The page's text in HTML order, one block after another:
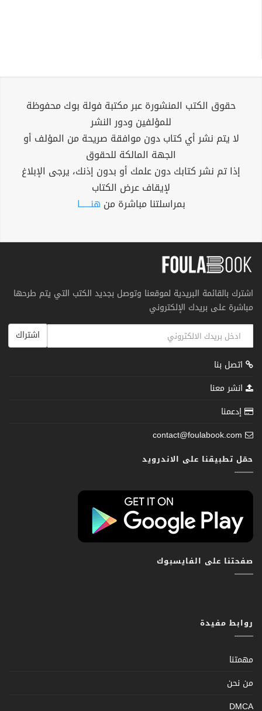
حقوق الكتب المنشورة عبر مكتبة فولة بوك محفوظة
للمؤلفين ودور النشر
لا يتم نشر أي كتاب دون موافقة صريحة من المؤلف أو
الجهة المالكة للحقوق
إذا تم نشر كتابك دون علمك أو بدون إذنك، يرجى الإبلاغ
لإيقاف عرض الكتاب
بمراسلتنا مباشرة من هنــــــا
اشترك بالقائمة البريدية لموقعنا وتوصل بجديد الكتب التي يتم طرحها
مباشرة على بريدك الإلكتروني
اشتراك
اتصل بنا
انشر معنا
إدعمنا
contact@foulabook.com
حمّل تطبيقنا على الاندرويد
صفحتنا على الفايسبوك
روابط مفيدة
مهمتنا
من نحن
DMCA